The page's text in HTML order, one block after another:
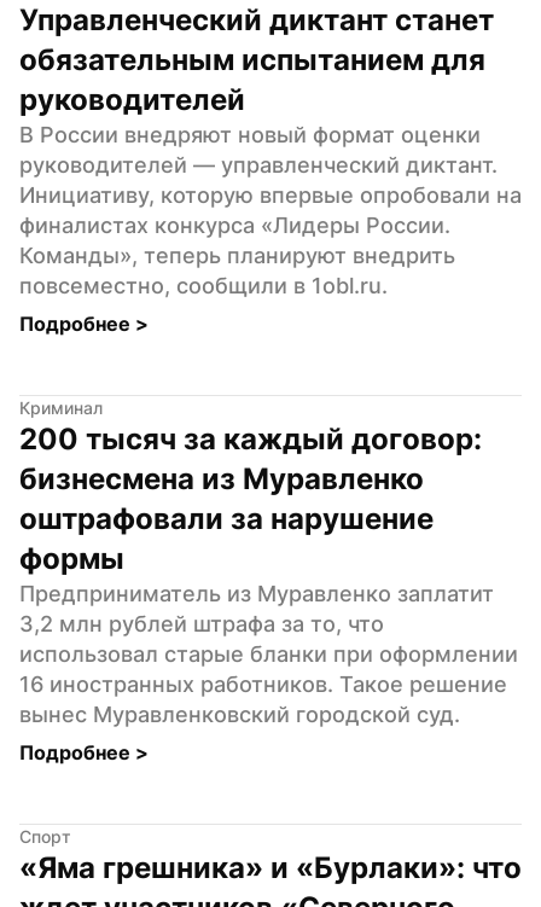
Управленческий диктант станет
обязательным испытанием для
руководителей
В России внедряют новый формат оценки
руководителей — управленческий диктант.
Инициативу, которую впервые опробовали на
финалистах конкурса «Лидеры России.
Команды», теперь планируют внедрить
повсеместно, сообщили в 1obl.ru.
Подробнее >
Криминал
200 тысяч за каждый договор:
бизнесмена из Муравленко
оштрафовали за нарушение
формы
Предприниматель из Муравленко заплатит
3,2 млн рублей штрафа за то, что
использовал старые бланки при оформлении
16 иностранных работников. Такое решение
вынес Муравленковский городской суд.
Подробнее >
Спорт
«Яма грешника» и «Бурлаки»: что